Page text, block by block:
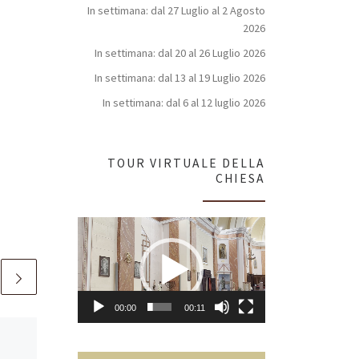
2026
In settimana: dal 27 Luglio al 2 Agosto
2026
In settimana: dal 20 al 26 Luglio 2026
In settimana: dal 13 al 19 Luglio 2026
In settimana: dal 6 al 12 luglio 2026
TOUR VIRTUALE DELLA
CHIESA
Video
Player
00:00 00:11